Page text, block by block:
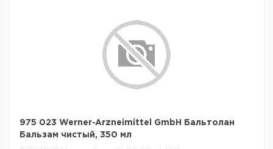
975 023 Werner-Arzneimittel GmbH Бальтолан
Бальзам чистый, 350 мл